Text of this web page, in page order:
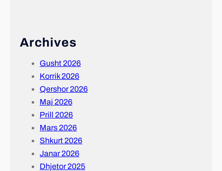
Archives
Gusht 2026
Korrik 2026
Qershor 2026
Maj 2026
Prill 2026
Mars 2026
Shkurt 2026
Janar 2026
Dhjetor 2025